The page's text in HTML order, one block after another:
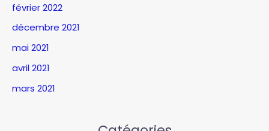
février 2022
décembre 2021
mai 2021
avril 2021
mars 2021